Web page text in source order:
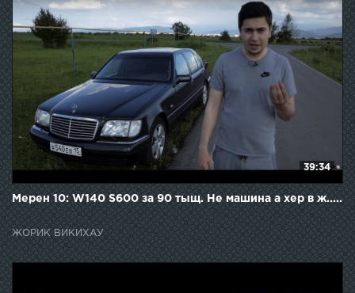
39:34
Мерен 10: W140 S600 за 90 тыщ. Не машина а хер в ж.....
ЖОРИК ВИКИХАУ